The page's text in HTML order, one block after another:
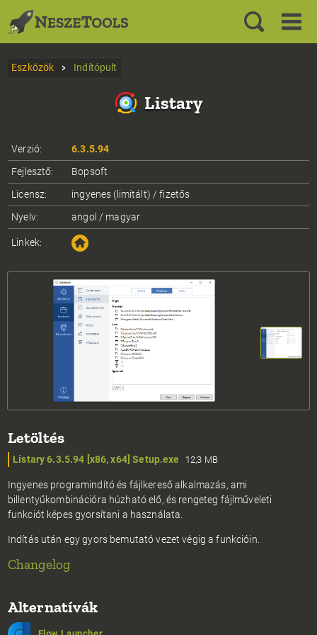
Eszközök Indítópult
Listary
Verzió:
6.3.5.94
Fejlesztő:
Bopsoft
Licensz:
ingyenes (limitált) / fizetős
Nyelv:
angol / magyar
Linkek:
Ingyenes programindító és fájlkereső alkalmazás, ami
billentyűkombinációra húzható elő, és rengeteg fájlműveleti
funkciót képes gyorsítani a használata.
Indítás után egy gyors bemutató vezet végig a funkcióin.
Changelog
Letöltés
Listary 6.3.5.94 [x86, x64] Setup.exe 12,3 MB
Alternatívák